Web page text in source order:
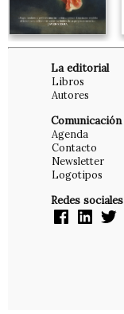
La editorial
Libros
Autores
Comunicación
Agenda
Contacto
Newsletter
Logotipos
Redes sociales